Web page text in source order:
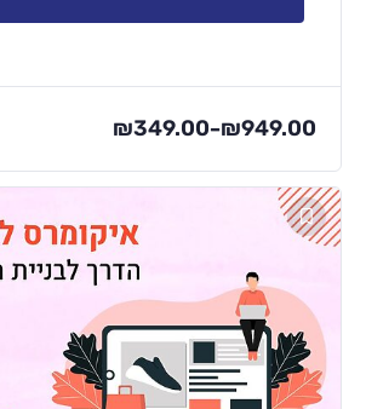
₪349.00–₪949.00